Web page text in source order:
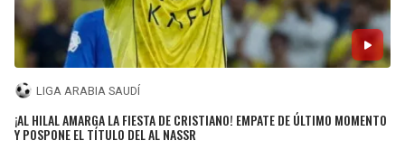
LIGA ARABIA SAUDÍ
¡AL HILAL AMARGA LA FIESTA DE CRISTIANO! EMPATE DE ÚLTIMO MOMENTO
Y POSPONE EL TÍTULO DEL AL NASSR